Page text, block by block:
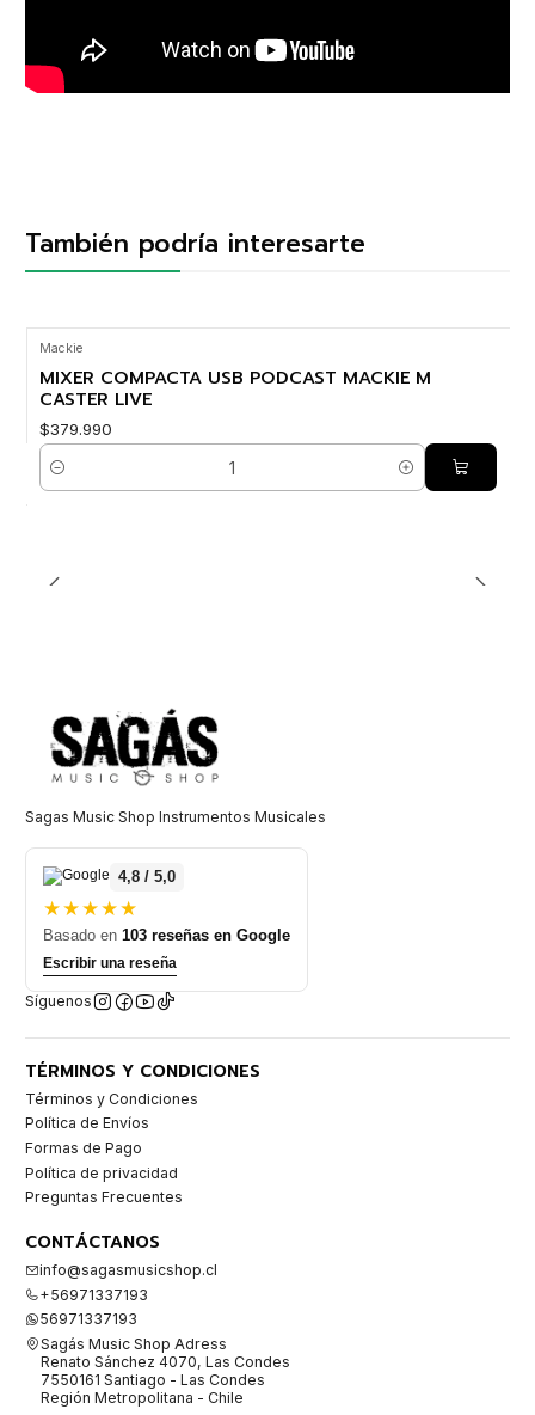
También podría interesarte
Mackie
MIXER COMPACTA USB PODCAST MACKIE M
CASTER LIVE
$379.990
Cantidad
Sagas Music Shop Instrumentos Musicales
4,8 / 5,0
★★★★★
Basado en 103 reseñas en Google
Escribir una reseña
Síguenos
TÉRMINOS Y CONDICIONES
Términos y Condiciones
Política de Envíos
Formas de Pago
Política de privacidad
Preguntas Frecuentes
CONTÁCTANOS
info@sagasmusicshop.cl
+56971337193
56971337193
Sagás Music Shop Adress
Renato Sánchez 4070, Las Condes
7550161 Santiago - Las Condes
Región Metropolitana - Chile